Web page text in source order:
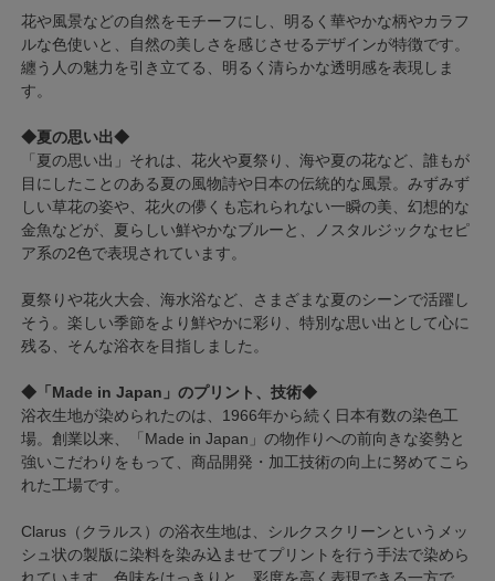
花や風景などの自然をモチーフにし、明るく華やかな柄やカラフ
ルな色使いと、自然の美しさを感じさせるデザインが特徴です。
纏う人の魅力を引き立てる、明るく清らかな透明感を表現しま
す。
◆夏の思い出◆
「夏の思い出」それは、花火や夏祭り、海や夏の花など、誰もが
目にしたことのある夏の風物詩や日本の伝統的な風景。みずみず
しい草花の姿や、花火の儚くも忘れられない一瞬の美、幻想的な
金魚などが、夏らしい鮮やかなブルーと、ノスタルジックなセピ
ア系の2色で表現されています。
夏祭りや花火大会、海水浴など、さまざまな夏のシーンで活躍し
そう。楽しい季節をより鮮やかに彩り、特別な思い出として心に
残る、そんな浴衣を目指しました。
◆「Made in Japan」のプリント、技術◆
浴衣生地が染められたのは、1966年から続く日本有数の染色工
場。創業以来、「Made in Japan」の物作りへの前向きな姿勢と
強いこだわりをもって、商品開発・加工技術の向上に努めてこら
れた工場です。
Clarus（クラルス）の浴衣生地は、シルクスクリーンというメッ
シュ状の製版に染料を染み込ませてプリントを行う手法で染めら